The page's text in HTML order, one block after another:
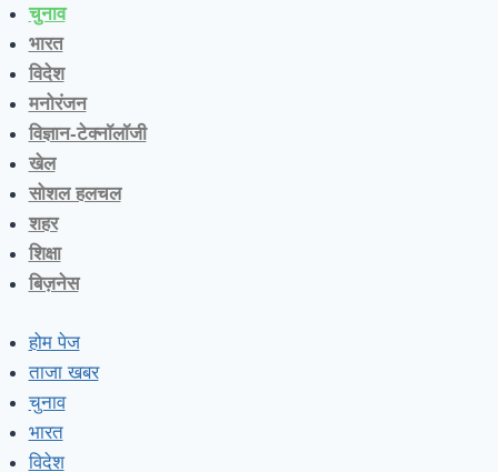
चुनाव
भारत
विदेश
मनोरंजन
विज्ञान-टेक्नॉलॉजी
खेल
सोशल हलचल
शहर
शिक्षा
बिज़नेस
होम पेज
ताजा खबर
चुनाव
भारत
विदेश